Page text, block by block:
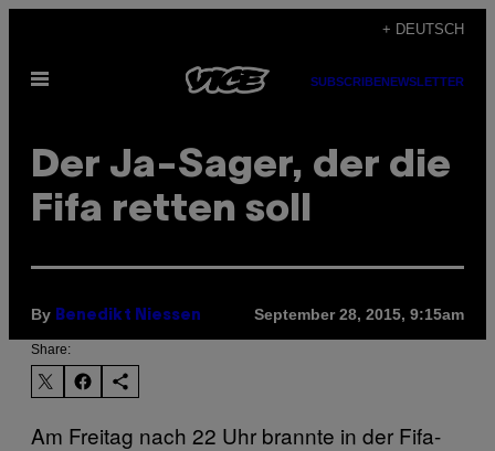
content
+ DEUTSCH
Open
SUBSCRIBENEWSLETTER
Der Ja-Sager, der die
Fifa retten soll
By Benedikt Niessen September 28, 2015, 9:15am
Share:
Am Freitag nach 22 Uhr brannte in der Fifa-